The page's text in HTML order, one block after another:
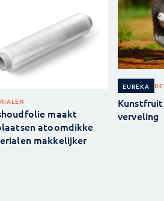
maakt
atoomdikke
makkelijker
EUREKA
verveling